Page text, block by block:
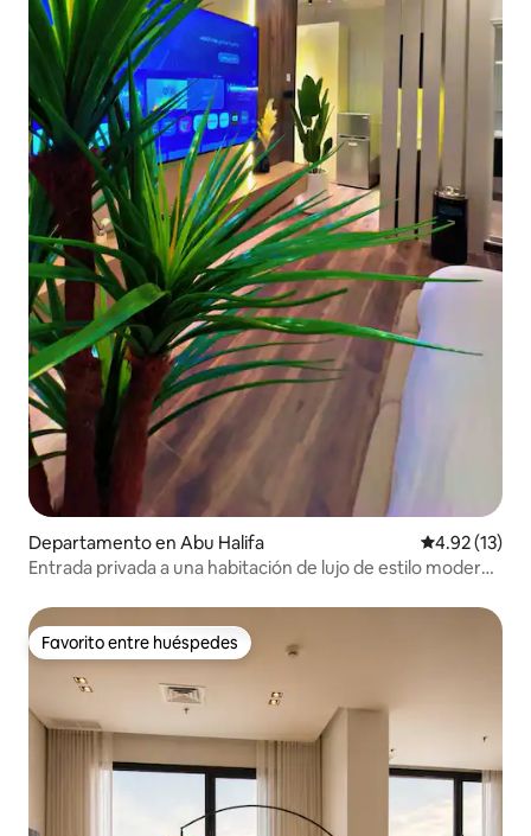
Departamento en Abu Halifa Calificación
4.92 (13)
Entrada privada a una habitación de lujo de estilo moderno
Favorito entre huéspedes
Favorito entre huéspedes